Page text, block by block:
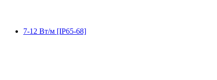
7-12 Вт/м [IP65-68]